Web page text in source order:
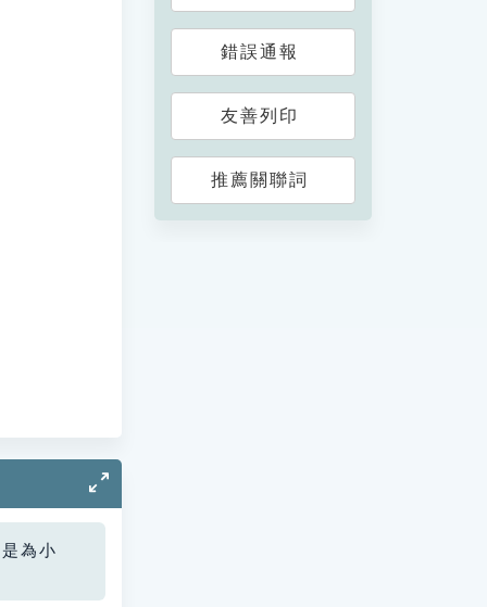
為小
錯誤通報
友善列印
推薦關聯詞